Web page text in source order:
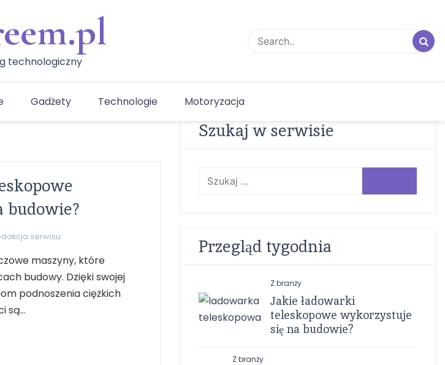
technologiczny
Gadżety Technologie Motoryzacja
budowie?
serwisu
maszyny, które
budowy. Dzięki swojej
podnoszenia ciężkich
są...
Szukaj w serwisie
Szukaj:
Przegląd tygodnia
Z branży
Jakie ładowarki
teleskopowe wykorzystuje
się na budowie?
Z branży